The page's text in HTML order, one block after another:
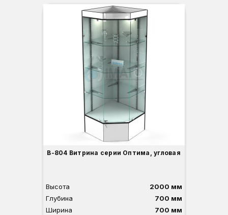
В-804 Витрина серии Оптима, угловая
Высота
2000 мм
Глубина
700 мм
Ширина
700 мм